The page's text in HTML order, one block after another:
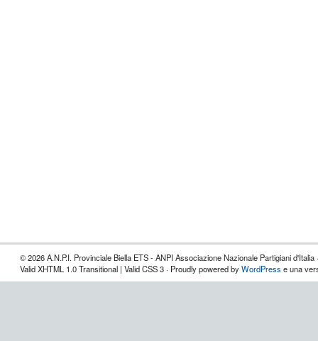
© 2026 A.N.P.I. Provinciale Biella ETS - ANPI Associazione Nazionale Partigiani d'Italia
Valid XHTML 1.0 Transitional | Valid CSS 3 · Proudly powered byWordPress e una